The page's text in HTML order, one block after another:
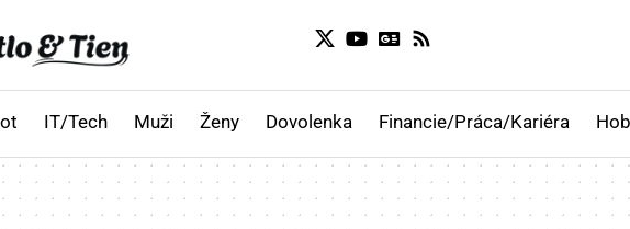
IT/Tech Muži Ženy Dovolenka Financie/Práca/Kariéra